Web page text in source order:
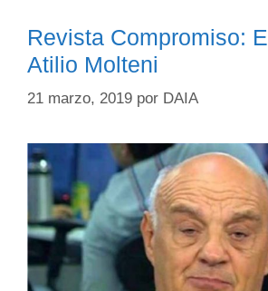
Revista Compromiso:
Atilio Molteni
21 marzo, 2019 por DAIA